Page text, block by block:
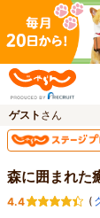
ゲスト さん
森に囲まれ
4.4 (